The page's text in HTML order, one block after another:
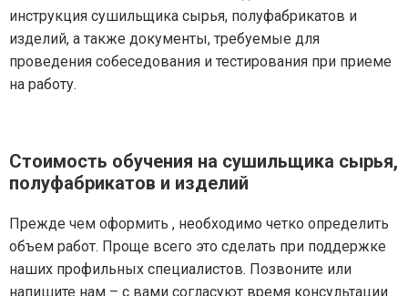
инструкция сушильщика сырья, полуфабрикатов и
изделий, а также документы, требуемые для
проведения собеседования и тестирования при приеме
на работу.
Стоимость обучения на сушильщика сырья,
полуфабрикатов и изделий
Прежде чем оформить , необходимо четко определить
объем работ. Проще всего это сделать при поддержке
наших профильных специалистов. Позвоните или
напишите нам – с вами согласуют время консультации